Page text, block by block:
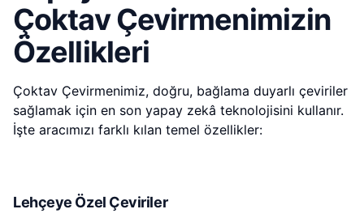
Çoktav Çevirmenimizin
Özellikleri
Çoktav Çevirmenimiz, doğru, bağlama duyarlı çeviriler
sağlamak için en son yapay zekâ teknolojisini kullanır.
İşte aracımızı farklı kılan temel özellikler:
Lehçeye Özel Çeviriler